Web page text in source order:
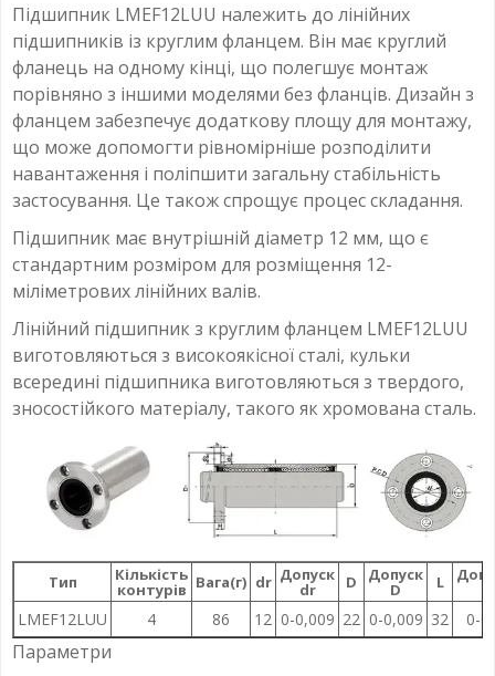
Підшипник LMEF12LUU належить до лінійних
підшипників із круглим фланцем. Він має круглий
фланець на одному кінці, що полегшує монтаж
порівняно з іншими моделями без фланців. Дизайн з
фланцем забезпечує додаткову площу для монтажу,
що може допомогти рівномірніше розподілити
навантаження і поліпшити загальну стабільність
застосування. Це також спрощує процес складання.
Підшипник має внутрішній діаметр 12 мм, що є
стандартним розміром для розміщення 12-
міліметрових лінійних валів.
Лінійний підшипник з круглим фланцем LMEF12LUU
виготовляються з високоякісної сталі, кульки
всередині підшипника виготовляються з твердого,
зносостійкого матеріалу, такого як хромована сталь.
Тип Кількість
контурів Вага(г) dr Допуск
dr D Допуск
D L
LMEF12LUU 4 86 12 0-0,009 22 0-0,009 32 0-
Параметри